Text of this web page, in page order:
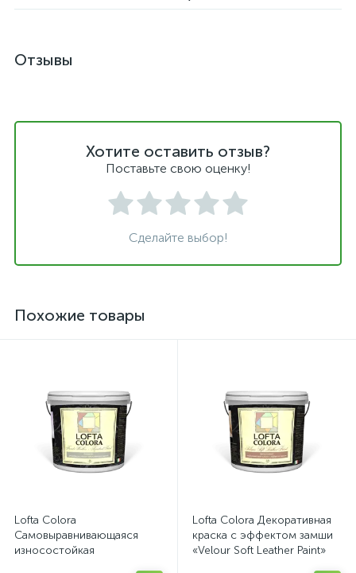
Отзывы
Хотите оставить отзыв?
Поставьте свою оценку!
Сделайте выбор!
Похожие товары
Lofta Colora
Самовыравнивающаяся
износостойкая
Lofta Colora Декоративная
краска с эффектом замши
«Velour Soft Leather Paint»